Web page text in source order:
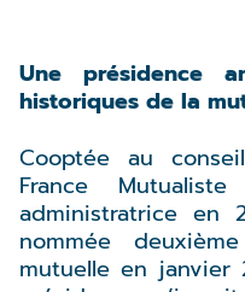
Une présidence
historiques de la
Cooptée au
France
administratrice en
nommée
mutuelle en janvier